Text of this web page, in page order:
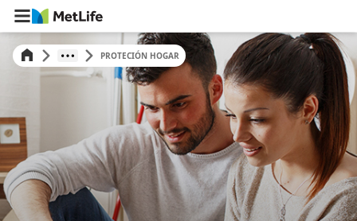
PROTECIÓN HOGAR